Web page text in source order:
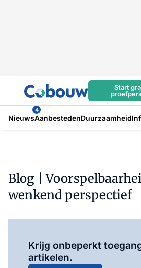
Start
Nieuws
4
AanbestedenDuurzaamheid
Blog |
wenkend perspectief
Krijg onbeperkt
artikelen.